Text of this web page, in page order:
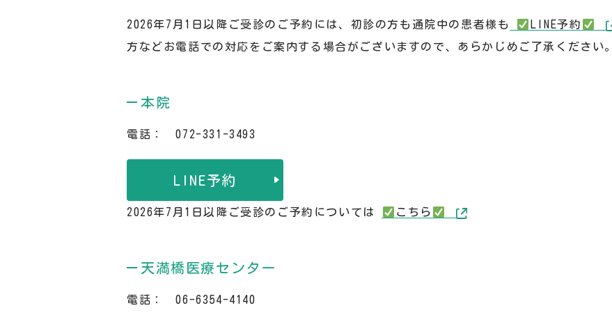
2026年7月1日以降ご受診のご予約には、初診の方も通院中の患者様も LINE予約
方などお電話での対応をご案内する場合がございますので、あらかじめご了承ください。
本院
電話： 072-331-3493
LINE予約
2026年7月1日以降ご受診のご予約については こちら
天満橋医療センター
電話： 06-6354-4140